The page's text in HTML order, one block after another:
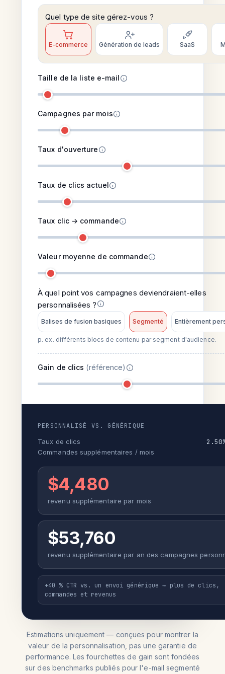
Quel type de site gérez-vous ?
E-commerce Génération de leads SaaS
Taille de la liste e-mail
Campagnes par mois
Taux d'ouverture
Taux de clics actuel
Taux clic → commande
Valeur moyenne de commande
À quel point vos campagnes deviendraient-elles
personnalisées ?
Balises de fusion basiques Segmenté Entièrement
p. ex. différents blocs de contenu par segment d'audience.
Gain de clics (référence)
PERSONNALISÉ VS. GÉNÉRIQUE
Taux de clics
Commandes supplémentaires / mois
$4,480
revenu supplémentaire par mois
$53,760
revenu supplémentaire par an des campagnes
+40 % CTR vs. un envoi générique → plus de clics,
commandes et revenus
Estimations uniquement — conçues pour montrer la
valeur de la personnalisation, pas une garantie de
performance. Les fourchettes de gain sont fondées
sur des benchmarks publiés pour l'e-mail segmenté